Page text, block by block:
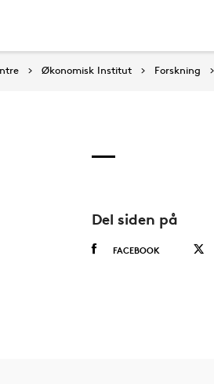
Økonomisk Institut Forskning
Del siden på
FACEBOOK